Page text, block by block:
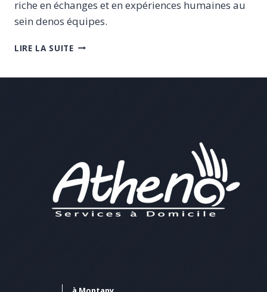
riche en échanges et en expériences humaines au
sein denos équipes.
LIRE LA SUITENOUVEAUX